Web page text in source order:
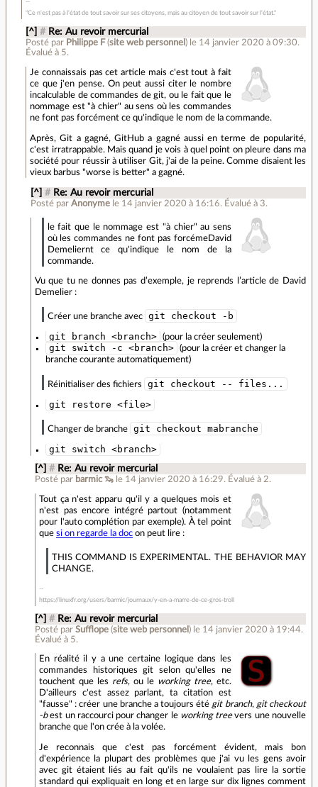
"Ce n'est pas à l'état de tout savoir sur ses citoyens, mais au citoyen de tout savoir sur l'état."
[^] # Re: Au revoir mercurial
Posté par Philippe F (site web personnel ) le 14 janvier 2020 à 09:30.
Évalué à 5.
Je connaissais pas cet article mais c'est tout à fait
ce que j'en pense. On peut aussi citer le nombre
incalculable de commandes de git, ou le fait que le
nommage est "à chier" au sens où les commandes
ne font pas forcément ce qu'indique le nom de la commande.
Après, Git a gagné, GitHub a gagné aussi en terme de popularité,
c'est irratrappable. Mais quand je vois à quel point on pleure dans ma
société pour réussir à utiliser Git, j'ai de la peine. Comme disaient les
vieux barbus "worse is better" a gagné.
[^] # Re: Au revoir mercurial
Posté par Anonyme le 14 janvier 2020 à 16:16. Évalué à 3.
le fait que le nommage est "à chier" au sens
où les commandes ne font pas forcémeDavid
Demeliernt ce qu'indique le nom de la
commande.
Vu que tu ne donnes pas d’exemple, je reprends l’article de David
Demelier :
Créer une branche avec
git checkout -b
git branch <branch>
(pour la créer seulement)
git switch -c <branch>
(pour la créer et changer la
branche courante automatiquement)
Réinitialiser des fichiers
git checkout -- files...
git restore <file>
Changer de branche
git checkout mabranche
git switch <branch>
[^] # Re: Au revoir mercurial
Posté par barmic 🦦 le 14 janvier 2020 à 16:29. Évalué à 2.
Tout ça n'est apparu qu'il y a quelques mois et
n'est pas encore intégré partout (notamment
pour l'auto complétion par exemple). À tel point
que si on regarde la docon peut lire :
THIS COMMAND IS EXPERIMENTAL. THE BEHAVIOR MAY
CHANGE.
https://linuxfr.org/users/barmic/journaux/y-en-a-marre-de-ce-gros-troll
[^] # Re: Au revoir mercurial
Posté par Sufflope(site web personnel ) le 14 janvier 2020 à 19:44.
Évalué à 5.
En réalité il y a une certaine logique dans les
commandes historiques git selon qu'elles ne
touchent que les refs, ou le working tree, etc.
D'ailleurs c'est assez parlant, ta citation est
"fausse" : créer une branche a toujours été git branch, git checkout
-best un raccourci pour changer le working treevers une nouvelle
branche que l'on crée à la volée.
Je reconnais que c'est pas forcément évident, mais bon
d'expérience la plupart des problèmes que j'ai vu les gens avoir
avec git étaient liés au fait qu'ils ne voulaient pas lire la sortie
standard qui expliquait en long et en large sur dix lignes comment